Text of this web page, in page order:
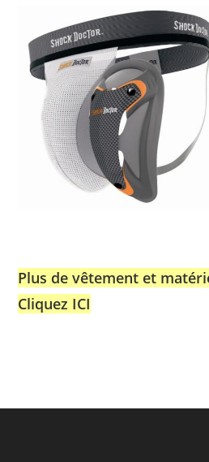
Plus de vêtement et
Cliquez ICI